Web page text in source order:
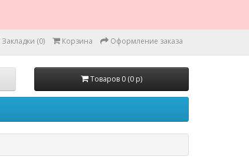
Закладки (0) Корзина Оформление заказа
Товаров 0 (0 р)